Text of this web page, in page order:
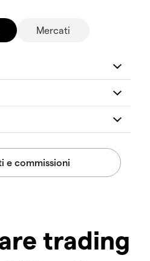
Mercati
trading